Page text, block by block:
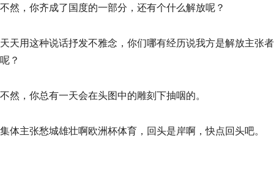
不然，你齐成了国度的一部分，还有个什么解放呢？
天天用这种说话抒发不雅念，你们哪有经历说我方是解放主张者
呢？
不然，你总有一天会在头图中的雕刻下抽咽的。
集体主张愁城雄壮啊欧洲杯体育，回头是岸啊，快点回头吧。